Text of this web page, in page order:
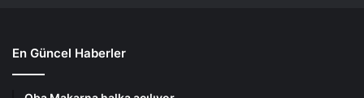
En Güncel Haberler